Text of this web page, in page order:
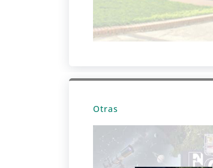
Otras